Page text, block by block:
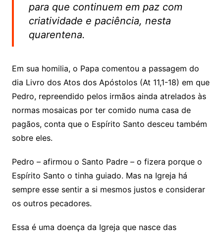
para que continuem em paz com
criatividade e paciência, nesta
quarentena.
Em sua homilia, o Papa comentou a passagem do
dia Livro dos Atos dos Apóstolos (At 11,1-18) em que
Pedro, repreendido pelos irmãos ainda atrelados às
normas mosaicas por ter comido numa casa de
pagãos, conta que o Espírito Santo desceu também
sobre eles.
Pedro – afirmou o Santo Padre – o fizera porque o
Espírito Santo o tinha guiado. Mas na Igreja há
sempre esse sentir a si mesmos justos e considerar
os outros pecadores.
Essa é uma doença da Igreja que nasce das